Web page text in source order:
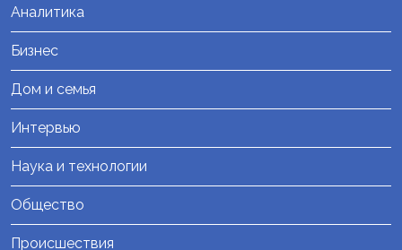
Аналитика
Бизнес
Дом и семья
Интервью
Наука и технологии
Общество
Происшествия